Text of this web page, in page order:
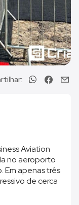
Aviation
no aeroporto
Em apenas três
de cerca